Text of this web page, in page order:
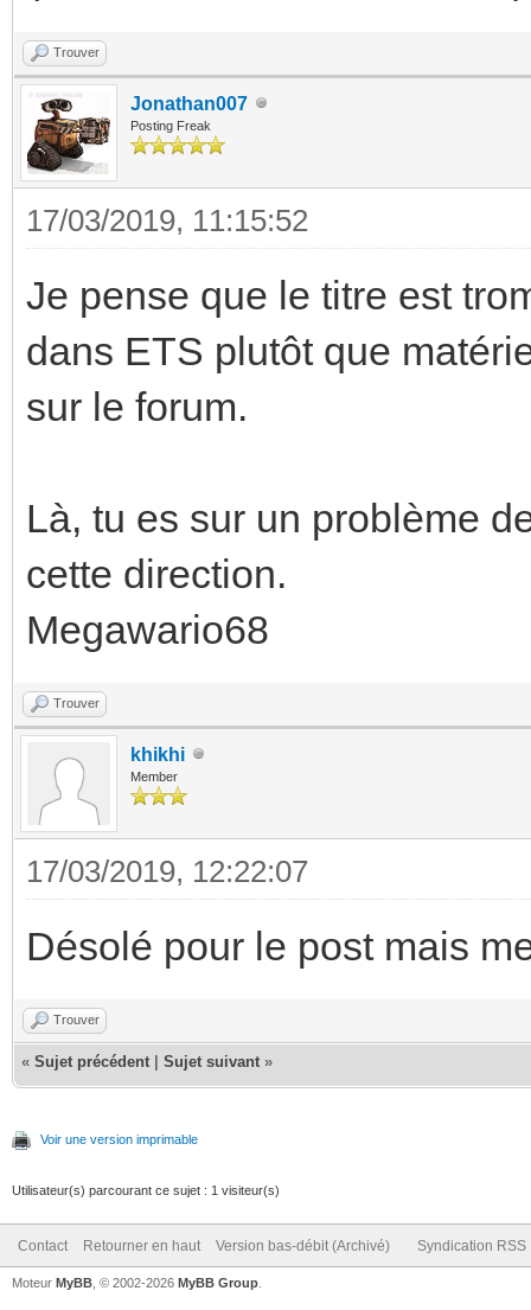
Trouver
Jonathan007
Posting Freak
17/03/2019, 11:15:52
Je pense que le titre est
dans ETS plutôt que
sur le forum.
Là, tu es sur un problème
cette direction.
Megawario68
Trouver
khikhi
Member
17/03/2019, 12:22:07
Désolé pour le post mais
Trouver
« Sujet précédent Sujet suivant »
Voir une version imprimable
Utilisateur(s) parcourant ce sujet : 1 visiteur(s)
Contact Retourner en haut Version bas-débit (Archivé) Syndication RSS
Moteur MyBB , © 2002-2026 MyBB Group